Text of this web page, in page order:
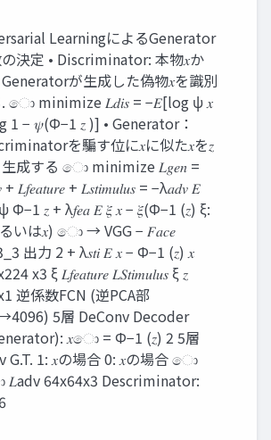
LearningによるGenerator
決定 • Discriminator: 本物𝑥か
が生成した偽物𝑥を識別
. ො minimize 𝐿𝑑𝑖𝑠 = −𝐸[log ψ 𝑥
1 − 𝜓(Φ−1 𝑧 )] • Generator：
を騙す位に𝑥に似た𝑥を𝑧
生成する ො minimize 𝐿𝑔𝑒𝑛 =
𝐿𝑓𝑒𝑎𝑡𝑢𝑟𝑒 + 𝐿𝑠𝑡𝑖𝑚𝑢𝑙𝑢𝑠 = −λ𝑎𝑑𝑣 𝐸
Φ−1 𝑧 + λ𝑓𝑒𝑎 𝐸 𝜉 𝑥 − 𝜉(Φ−1 (𝑧) ξ:
いは𝑥) ො → VGG − 𝐹𝑎𝑐𝑒
出力 2 + λ𝑠𝑡𝑖 𝐸 𝑥 − Φ−1 (𝑧) 𝑥
x3 ξ 𝐿𝑓𝑒𝑎𝑡𝑢𝑟𝑒 𝐿𝑆𝑡𝑖𝑚𝑢𝑙𝑢𝑠 ξ 𝑧
逆係数FCN (逆PCA部
5層 DeConv Decoder
𝑥ො = Φ−1 (𝑧) 2 5層
G.T. 1: 𝑥の場合 0: 𝑥の場合 ො
64x64x3 Descriminator: